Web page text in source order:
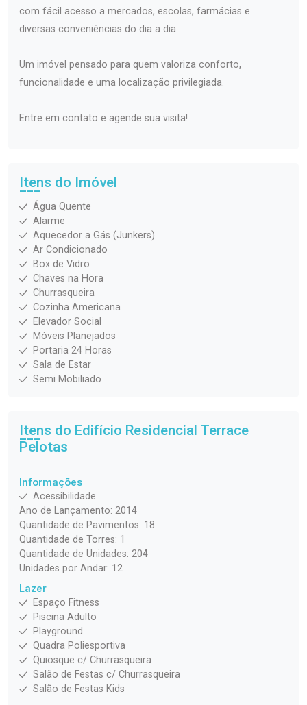
com fácil acesso a mercados, escolas, farmácias e
diversas conveniências do dia a dia.
Um imóvel pensado para quem valoriza conforto,
funcionalidade e uma localização privilegiada.
Entre em contato e agende sua visita!
Itens do Imóvel
Água Quente
Alarme
Aquecedor a Gás (Junkers)
Ar Condicionado
Box de Vidro
Chaves na Hora
Churrasqueira
Cozinha Americana
Elevador Social
Móveis Planejados
Portaria 24 Horas
Sala de Estar
Semi Mobiliado
Itens do Edifício Residencial Terrace
Pelotas
Informações
Acessibilidade
Ano de Lançamento: 2014
Quantidade de Pavimentos: 18
Quantidade de Torres: 1
Quantidade de Unidades: 204
Unidades por Andar: 12
Lazer
Espaço Fitness
Piscina Adulto
Playground
Quadra Poliesportiva
Quiosque c/ Churrasqueira
Salão de Festas c/ Churrasqueira
Salão de Festas Kids